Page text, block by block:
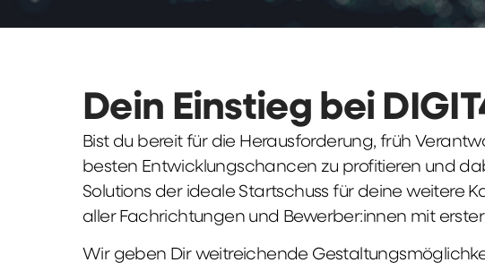
Dein Einstieg bei
Bist du bereit für die Herausforderung, früh
besten Entwicklungschancen zu profitieren und
Solutions der ideale Startschuss für deine weitere
aller Fachrichtungen und Bewerber:innen mit
Wir geben Dir weitreichende